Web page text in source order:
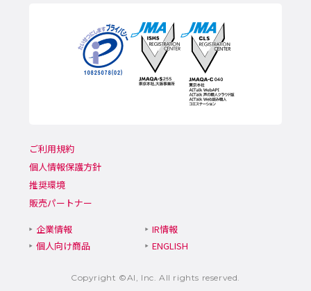
ご利用規約
個人情報保護方針
推奨環境
販売パートナー
企業情報
IR情報
個人向け商品
ENGLISH
Copyright ©AI, Inc. All rights reserved.